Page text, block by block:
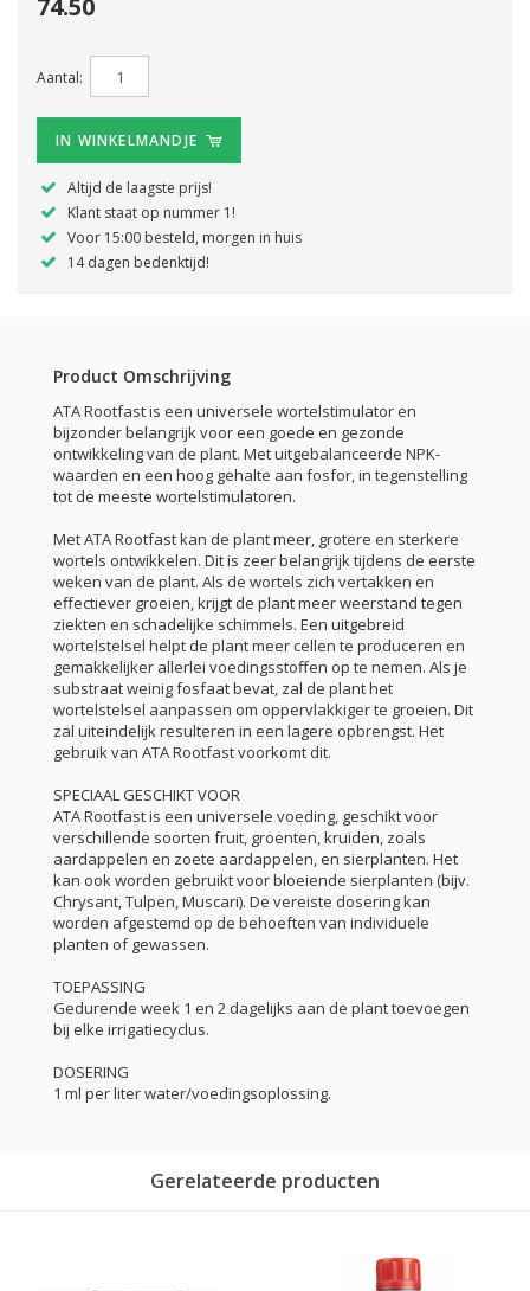
74.50
Aantal:
IN WINKELMANDJE
Altijd de laagste prijs!
Klant staat op nummer 1!
Voor 15:00 besteld, morgen in huis
14 dagen bedenktijd!
Product Omschrijving
ATA Rootfast is een universele wortelstimulator en
bijzonder belangrijk voor een goede en gezonde
ontwikkeling van de plant. Met uitgebalanceerde NPK-
waarden en een hoog gehalte aan fosfor, in tegenstelling
tot de meeste wortelstimulatoren.
Met ATA Rootfast kan de plant meer, grotere en sterkere
wortels ontwikkelen. Dit is zeer belangrijk tijdens de eerste
weken van de plant. Als de wortels zich vertakken en
effectiever groeien, krijgt de plant meer weerstand tegen
ziekten en schadelijke schimmels. Een uitgebreid
wortelstelsel helpt de plant meer cellen te produceren en
gemakkelijker allerlei voedingsstoffen op te nemen. Als je
substraat weinig fosfaat bevat, zal de plant het
wortelstelsel aanpassen om oppervlakkiger te groeien. Dit
zal uiteindelijk resulteren in een lagere opbrengst. Het
gebruik van ATA Rootfast voorkomt dit.
SPECIAAL GESCHIKT VOOR
ATA Rootfast is een universele voeding, geschikt voor
verschillende soorten fruit, groenten, kruiden, zoals
aardappelen en zoete aardappelen, en sierplanten. Het
kan ook worden gebruikt voor bloeiende sierplanten (bijv.
Chrysant, Tulpen, Muscari). De vereiste dosering kan
worden afgestemd op de behoeften van individuele
planten of gewassen.
TOEPASSING
Gedurende week 1 en 2 dagelijks aan de plant toevoegen
bij elke irrigatiecyclus.
DOSERING
1 ml per liter water/voedingsoplossing.
Gerelateerde producten